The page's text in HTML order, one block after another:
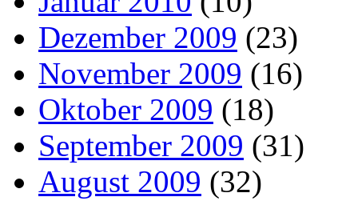
Dezember 2009 (23)
November 2009 (16)
Oktober 2009 (18)
September 2009 (31)
August 2009 (32)